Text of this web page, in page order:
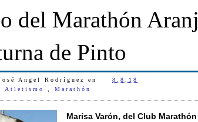
del Marathón
de Pinto
Angel Rodríguez en 8.8.18
Atletismo Marathón
Marisa Varón, del Club